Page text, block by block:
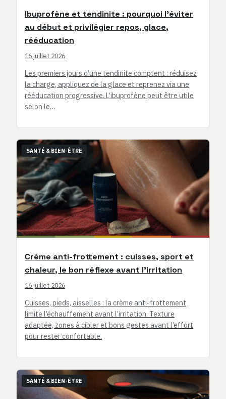
Ibuprofène et tendinite : pourquoi l’éviter
au début et privilégier repos, glace,
rééducation
16 juillet 2026
Les premiers jours d’une tendinite comptent : réduisez
la charge, appliquez de la glace et reprenez via une
rééducation progressive. L’ibuprofène peut être utile
selon le…
SANTÉ & BIEN-ÊTRE
Crème anti-frottement : cuisses, sport et
chaleur, le bon réflexe avant l’irritation
16 juillet 2026
Cuisses, pieds, aisselles : la crème anti-frottement
limite l’échauffement avant l’irritation. Texture
adaptée, zones à cibler et bons gestes avant l’effort
pour rester confortable.
SANTÉ & BIEN-ÊTRE